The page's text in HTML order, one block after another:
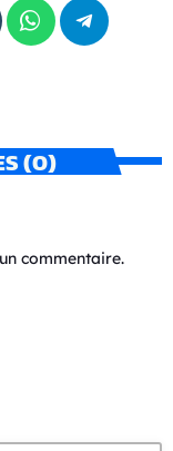
(0)
commentaire.